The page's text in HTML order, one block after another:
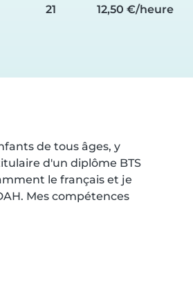
21
12,50 €/heure
de tous âges, y
d'un diplôme BTS
le français et je
Mes compétences